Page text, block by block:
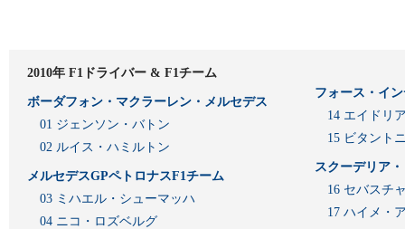
2010年 F1ドライバー & F1チーム
ボーダフォン・マクラーレン・メルセデス
01 ジェンソン・バトン
02 ルイス・ハミルトン
メルセデスGPペトロナスF1チーム
03 ミハエル・シューマッハ
04 ニコ・ロズベルグ
フォース・イ
14 エイドリ
15 ビタント
スクーデリア
16 セバスチ
17 ハイメ・